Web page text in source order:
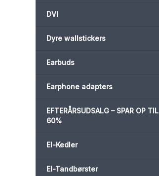
DVI
Dyre wallstickers
Earbuds
Earphone adapters
EFTERÅRSUDSALG – SPAR OP TIL
60%
El-Kedler
El-Tandbørster